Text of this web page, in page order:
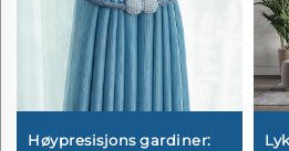
Høypresisjons gardiner: